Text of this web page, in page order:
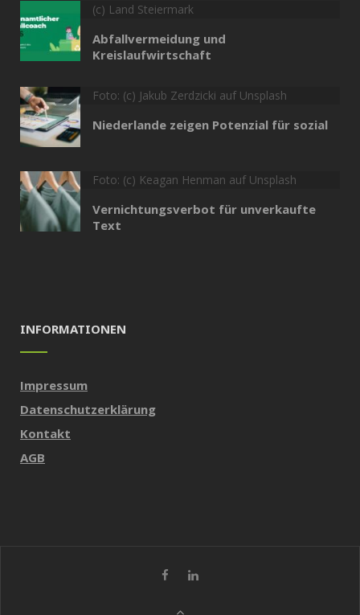
(c) Land Steiermark
Abfallvermeidung und
Kreislaufwirtschaft
Foto: (c) Jakub Zerdzicki auf Unsplash
Niederlande zeigen Potenzial für sozial
Foto: (c) Keagan Henman auf Unsplash
Vernichtungsverbot für unverkaufte
Text
INFORMATIONEN
Impressum
Datenschutzerklärung
Kontakt
AGB